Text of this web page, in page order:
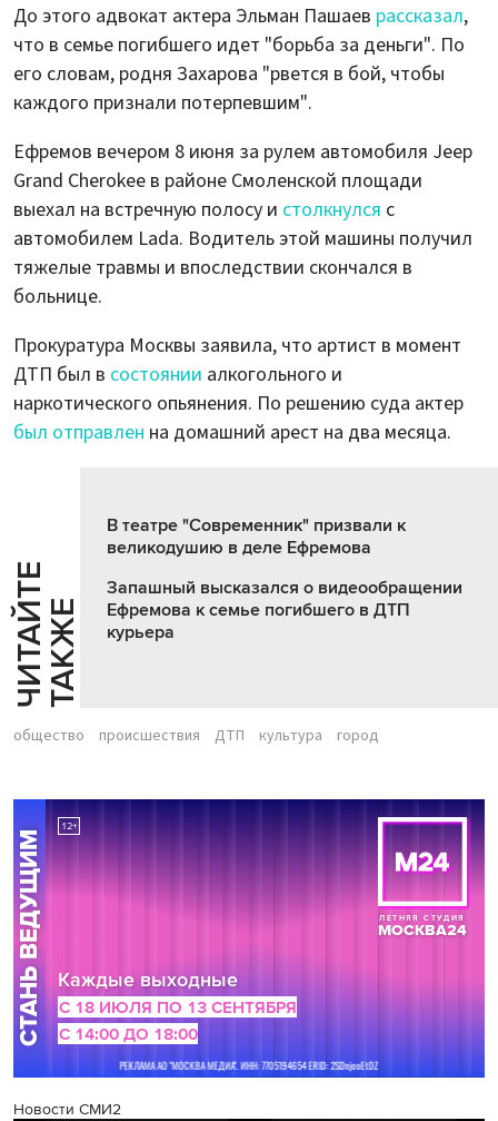
До этого адвокат актера Эльман Пашаев рассказал,
что в семье погибшего идет "борьба за деньги". По
его словам, родня Захарова "рвется в бой, чтобы
каждого признали потерпевшим".
Ефремов вечером 8 июня за рулем автомобиля Jeep
Grand Cherokee в районе Смоленской площади
выехал на встречную полосу и столкнулся с
автомобилем Lada. Водитель этой машины получил
тяжелые травмы и впоследствии скончался в
больнице.
Прокуратура Москвы заявила, что артист в момент
ДТП был в состоянии алкогольного и
наркотического опьянения. По решению суда актер
был отправлен на домашний арест на два месяца.
Ч
И
Т
АЙ
Т
Е
Т
А
К
ЖЕ
В театре "Современник" призвали к
великодушию в деле Ефремова
Запашный высказался о видеообращении
Ефремова к семье погибшего в ДТП
курьера
общество происшествия ДТП культура город
Новости СМИ2